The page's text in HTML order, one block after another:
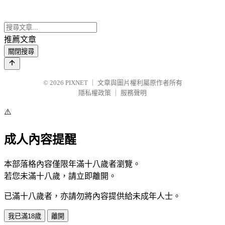
推薦文章
關閉搜尋
© 2026 PIXNET
文章與圖片權利屬原作者所有
隱私權政策
服務聲明
⚠️
成人內容提醒
本部落格內容僅限年滿十八歲者瀏覽。
若您未滿十八歲，請立即離開。
已滿十八歲者，亦請勿將內容提供給未成年人士。
我已滿18歲 離開